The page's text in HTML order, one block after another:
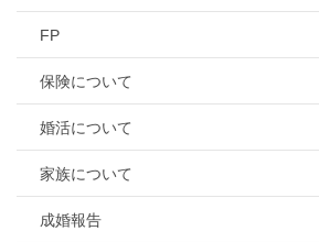
FP
保険について
婚活について
家族について
成婚報告